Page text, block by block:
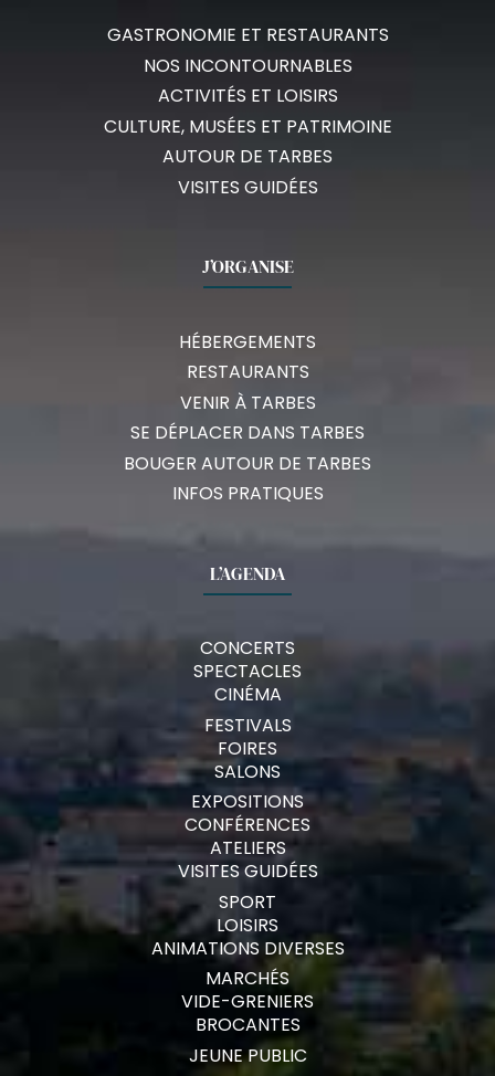
GASTRONOMIE ET RESTAURANTS
NOS INCONTOURNABLES
ACTIVITÉS ET LOISIRS
CULTURE, MUSÉES ET PATRIMOINE
AUTOUR DE TARBES
VISITES GUIDÉES
J’ORGANISE
HÉBERGEMENTS
RESTAURANTS
VENIR À TARBES
SE DÉPLACER DANS TARBES
BOUGER AUTOUR DE TARBES
INFOS PRATIQUES
L’AGENDA
CONCERTS
SPECTACLES
CINÉMA
FESTIVALS
FOIRES
SALONS
EXPOSITIONS
CONFÉRENCES
ATELIERS
VISITES GUIDÉES
SPORT
LOISIRS
ANIMATIONS DIVERSES
MARCHÉS
VIDE-GRENIERS
BROCANTES
JEUNE PUBLIC